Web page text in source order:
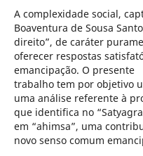
A complexidade social,
Boaventura de Sousa
direito”, de caráter
oferecer respostas
emancipação. O presente
trabalho tem por objetivo
uma análise referente à
que identifica no
em “ahimsa”, uma
novo senso comum